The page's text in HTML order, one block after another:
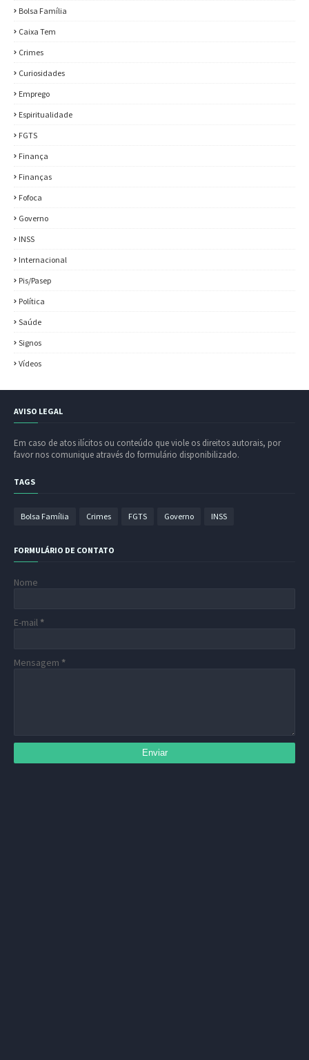
Bolsa Família
Caixa Tem
Crimes
Curiosidades
Emprego
Espiritualidade
FGTS
Finança
Finanças
Fofoca
Governo
INSS
Internacional
Pis/Pasep
Política
Saúde
Signos
Vídeos
AVISO LEGAL
Em caso de atos ilícitos ou conteúdo que viole os direitos autorais, por
favor nos comunique através do formulário disponibilizado.
TAGS
Bolsa Família Crimes FGTS Governo INSS
FORMULÁRIO DE CONTATO
Nome
E-mail *
Mensagem *